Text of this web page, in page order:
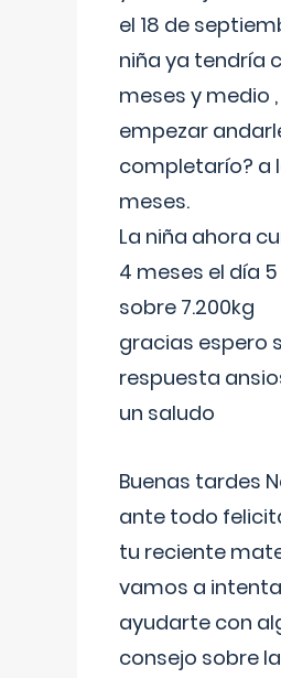
el 18 de
niña ya tendría
meses y medio
empezar
completarío? a
meses.
La niña ahora
4 meses el día
sobre 7.200kg
gracias espero
respuesta
un saludo
Buenas tardes
ante todo
tu reciente
vamos a
ayudarte con
consejo sobre la